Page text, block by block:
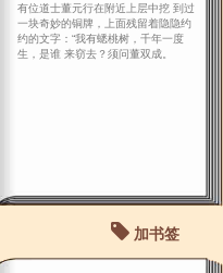
有位道士董元行在附近上层中挖 到过
一块奇妙的铜牌，上面残留着隐隐约
约的文字：“我有蟋桃树，千年一度
生，是谁 来窃去？须问董双成。
加书签